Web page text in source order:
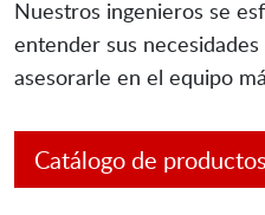
Nuestros ingenieros se
entender sus
asesorarle en el equipo
Catálogo de productos